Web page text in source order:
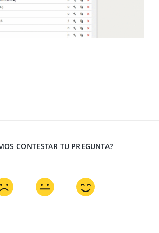
CONTESTAR TU PREGUNTA?